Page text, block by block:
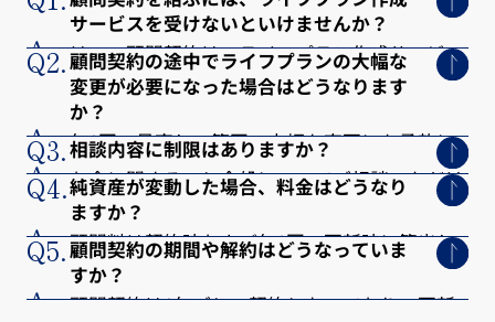
サービスを受けないといけませんか？
A. はい。顧問契約は、ライフプラン作成サービス
をご利用いただいた方限定となっております。
まずライフプランを作成することで、土台とな
る方針を明確にしたうえで継続支援を行うため
です。
Q2.顧問契約の途中でライフプランの大幅な
変更が必要になった場合はどうなります
か？
A. 年1回の見直しの範囲で大幅な変更にも柔軟に
対応可能です。ライフイベントの変化（転職、
出産、住宅購入など）があれば、都度ご相談く
ださい。
Q3.相談内容に制限はありますか？
A. お金に関すること全般についてご相談いただけ
ます。たとえば、保険・住宅・教育資金・相
続・資産運用・不動産投資など、ライフプラン
に関わるテーマであれば幅広く対応可能です。
Q4.純資産が変動した場合、料金はどうなり
ますか？
A. 顧問料は契約時および年1回の更新時に算出し
た純資産を基に決定します。途中で大きな変動
Q5.顧問契約の期間や解約はどうなっていま
すか？
A. 顧問契約は1年ごとの契約となっており、更新